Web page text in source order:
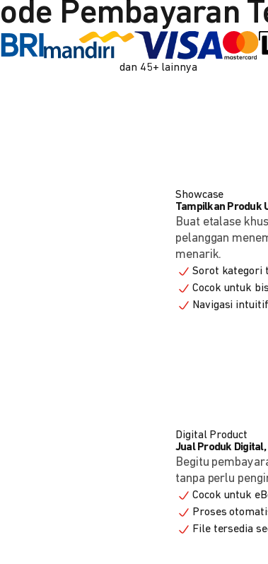
Pembayaran
dan 45+ lainnya
Showcase
Tampilkan Produk
Buat etalase
pelanggan
menarik.
Sorot kategori
Cocok untuk
Navigasi
Digital Product
Jual Produk
Begitu
tanpa perlu
Cocok untuk
Proses
File tersedia